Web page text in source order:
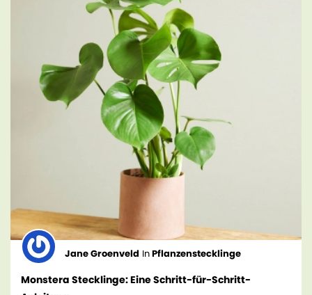
Jane Groenveld InPflanzenstecklinge
Monstera Stecklinge: Eine Schritt-für-Schritt-